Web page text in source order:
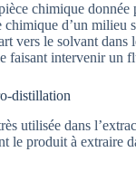
chimique
chimique d’un milieu
vers le solvant
faisant intervenir un
distillation
utilisée dans
le produit à extraire